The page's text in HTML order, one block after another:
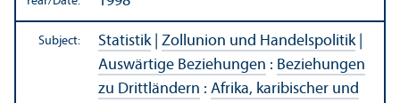
Subject: Statistik| Zollunion und Handelspolitik|
Auswärtige Beziehungen : Beziehungen
zu Drittländern : Afrika, karibischer und